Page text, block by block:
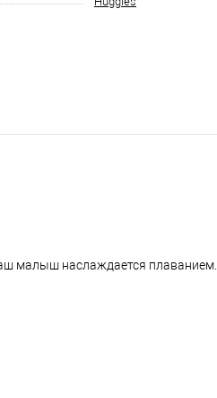
малыш наслаждается плаванием.